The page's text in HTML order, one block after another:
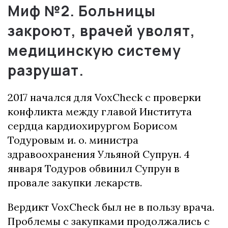
Миф №2. Больницы
закроют, врачей уволят,
медицинскую систему
разрушат.
2017 начался для VoxCheck с проверки
конфликта между главой Института
сердца кардиохирургом Борисом
Тодуровым и. о. министра
здравоохранения Ульяной Супрун. 4
января Тодуров обвинил Супрун в
провале закупки лекарств.
Вердикт VoxCheck был не в пользу врача.
Проблемы с закупками продолжались с